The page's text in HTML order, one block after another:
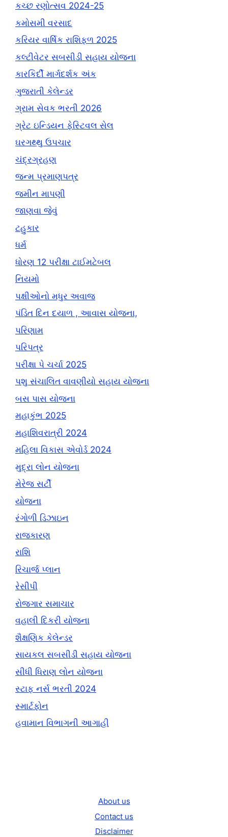
કચ્છ રણોત્સવ 2024-25
કમોસમી વરસાદ
કરિયર વાર્ષિક રાશિફળ 2025
કલ્ટીવેટર સબસીડી સહાય યોજના
કારકિર્દી માર્ગદર્શક અંક
ગુજરાતી કેલેન્ડર
ગ્રામ સેવક ભરતી 2026
ગ્રેટ ઇન્ડિયન ફેસ્ટિવલ સેલ
ઘરગથ્થુ ઉપચાર
ચંદ્રગ્રહણ
જન્મ પ્રમાણપત્ર
જમીન માપણી
જાણવા જેવું
ટહુકાર
ધર્મ
ધોરણ 12 પરીક્ષા ટાઈમટેબલ
નિયમો
પક્ષીઓનો મધુર અવાજ
પંડિત દિન દયાળ , આવાસ યોજના,
પરિણામ
પરિપત્ર
પરીક્ષા પે ચર્ચા 2025
પશુ સંચાલિત વાવણીયો સહાય યોજના
બસ પાસ યોજના
મહાકુંભ 2025
મહાશિવરાત્રી 2024
મહિલા વિકાસ એવોર્ડ 2024
મુદ્રા લોન યોજના
મેરેજ સર્ટી
યોજના
રંગોળી ડિઝાઇન
રાજકારણ
રાશિ
રિચાર્જ પ્લાન
રેસીપી
રોજગાર સમાચાર
વહાલી દિકરી યોજના
શૈક્ષણિક કેલેન્ડર
સાયકલ સબસીડી સહાય યોજના
સીધી ધિરાણ લોન યોજના
સ્ટાફ નર્સ ભરતી 2024
સ્માર્ટફોન
હવામાન વિભાગની આગાહી
About us
Contact us
Disclaimer